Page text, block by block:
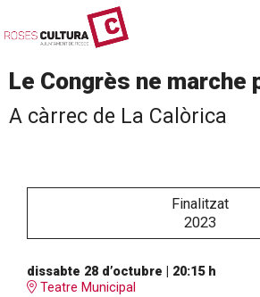
Le Congrès ne marche
A càrrec de La Calòrica
Finalitzat
2023
dissabte 28 d’octubre
20:15 h
Teatre Municipal